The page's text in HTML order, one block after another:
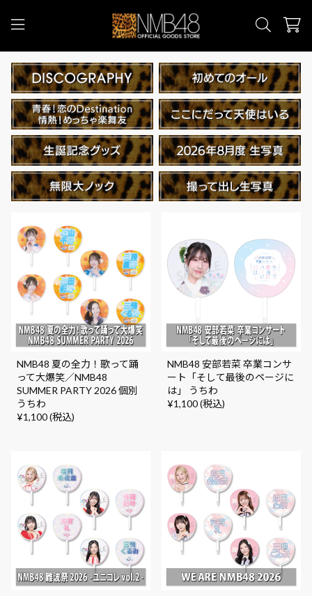
NMB48 夏の全力！歌って踊
って大爆笑／NMB48
SUMMER PARTY 2026 個別
うちわ
¥1,100 (税込)
NMB48 安部若菜 卒業コンサ
ート「そして最後のページに
は」 うちわ
¥1,100 (税込)